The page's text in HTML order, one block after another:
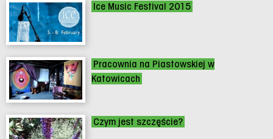
Ice Music Festival 2015
Pracownia na Piastowskiej w
Katowicach
Czym jest szczęście?